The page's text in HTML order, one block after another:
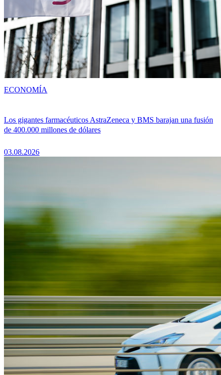
Los gigantes farmacéuticos AstraZeneca y BMS barajan una fusión
de 400.000 millones de dólares
03.08.2026
ECONOMÍA